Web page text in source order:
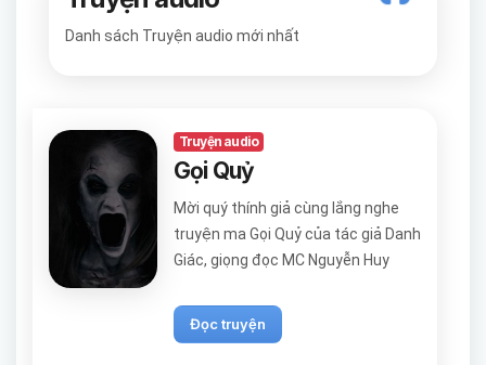
Danh sách Truyện audio mới nhất
Truyện audio
Gọi Quỷ
Mời quý thính giả cùng lắng nghe
truyện ma Gọi Quỷ của tác giả Danh
Giác, giọng đọc MC Nguyễn Huy
Đọc truyện